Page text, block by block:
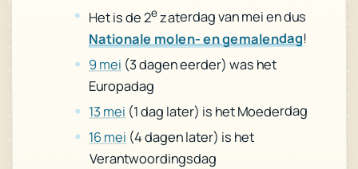
Het is de 2ezaterdag van mei en dus
Nationale molen- en gemalendag!
9 mei (3 dagen eerder) was het
Europadag
13 mei (1 dag later) is het Moederdag
16 mei (4 dagen later) is het
Verantwoordingsdag